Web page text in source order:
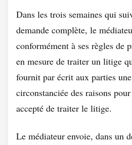
Dans les trois semaines qui
demande complète, le
conformément à ses règles de
en mesure de traiter un litige
fournit par écrit aux parties
circonstanciée des raisons
accepté de traiter le litige.
Le médiateur envoie, dans un